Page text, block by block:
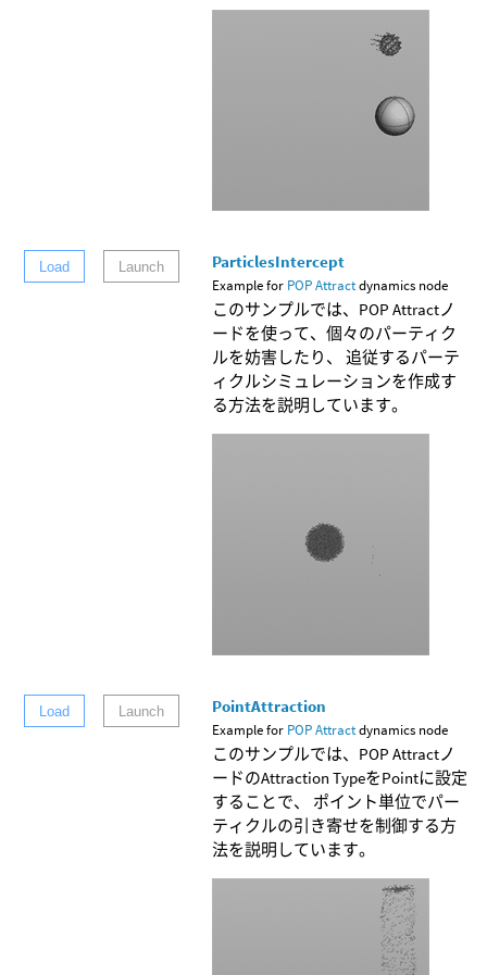
Load Launch ParticlesIntercept
Example for POP Attractdynamics node
このサンプルでは、POP Attractノ
ードを使って、個々のパーティク
ルを妨害したり、 追従するパーテ
ィクルシミュレーションを作成す
る方法を説明しています。
Load Launch PointAttraction
Example for POP Attractdynamics node
このサンプルでは、POP Attractノ
ードのAttraction TypeをPointに設定
することで、 ポイント単位でパー
ティクルの引き寄せを制御する方
法を説明しています。